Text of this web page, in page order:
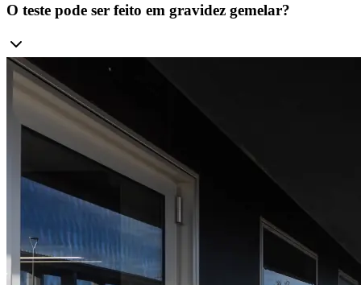
O teste pode ser feito em gravidez gemelar?